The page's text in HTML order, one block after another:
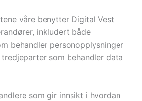
våre benytter Digital Vest
inkludert både
behandler personopplysninger
som behandler data
som gir innsikt i hvordan